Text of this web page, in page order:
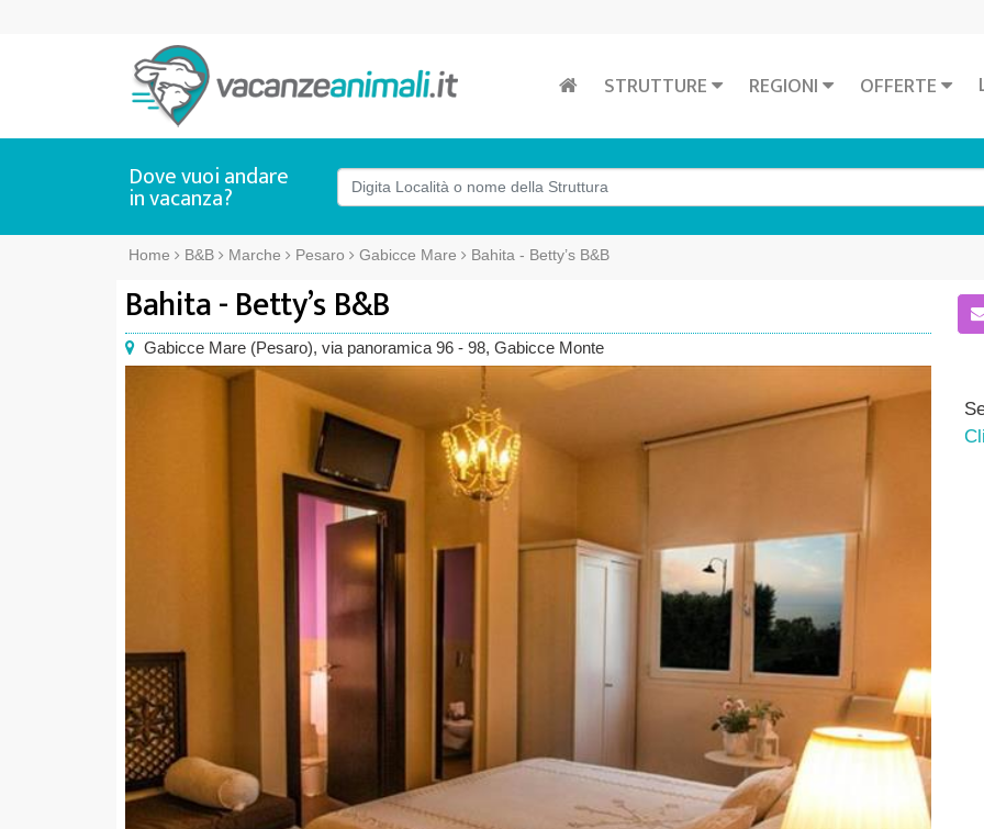
STRUTTURE REGIONI OFFERTE
Dove vuoi andare
in vacanza?
Home B&B Marche Pesaro Gabicce Mare Bahita - Betty’s B&B
Bahita - Betty’s B&B
Gabicce Mare (Pesaro), via panoramica 96 - 98, Gabicce Monte